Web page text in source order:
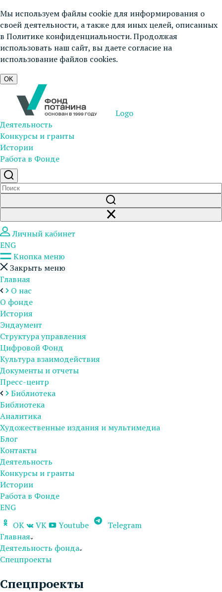
Мы используем файлы cookie для информирования о
своей деятельности, а также для иных целей, описанных
в Политике конфиденциальности. Продолжая
использовать наш сайт, вы даете согласие на
использование файлов cookies.
OK
Logo
Деятельность
Конкурсы и гранты
Истории
Работа в Фонде
Личный кабинет
ENG
Кнопка меню
Закрыть меню
Главная
О нас
О фонде
История
Эндаумент
Структура управления
Цифровой Фонд
Культура взаимодействия
Документы и отчеты
Пресс-центр
Библиотека
Библиотека
Аналитика
Художественные издания и мультимедиа
Блог
Контакты
Деятельность
Конкурсы и гранты
Истории
Работа в Фонде
ENG
OK
VK Youtube
Telegram
Главная
Деятельность фонда
Спецпроекты
Спецпроекты